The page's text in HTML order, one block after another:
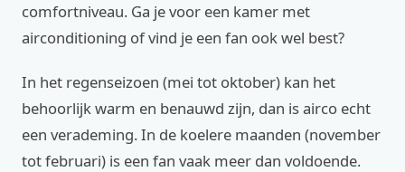
comfortniveau. Ga je voor een kamer met
airconditioning of vind je een fan ook wel best?
In het regenseizoen (mei tot oktober) kan het
behoorlijk warm en benauwd zijn, dan is airco echt
een verademing. In de koelere maanden (november
tot februari) is een fan vaak meer dan voldoende.